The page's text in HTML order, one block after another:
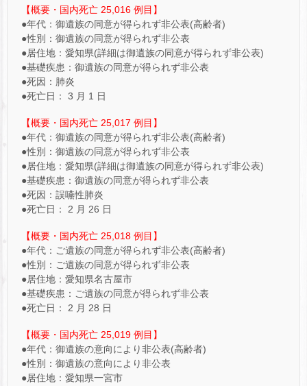
【概要・国内死亡 25,016 例目】
●年代：御遺族の同意が得られず非公表(高齢者)
●性別：御遺族の同意が得られず非公表
●居住地：愛知県(詳細は御遺族の同意が得られず非公表)
●基礎疾患：御遺族の同意が得られず非公表
●死因：肺炎
●死亡日： 3 月 1 日
【概要・国内死亡 25,017 例目】
●年代：御遺族の同意が得られず非公表(高齢者)
●性別：御遺族の同意が得られず非公表
●居住地：愛知県(詳細は御遺族の同意が得られず非公表)
●基礎疾患：御遺族の同意が得られず非公表
●死因：誤嚥性肺炎
●死亡日： 2 月 26 日
【概要・国内死亡 25,018 例目】
●年代：ご遺族の同意が得られず非公表(高齢者)
●性別：ご遺族の同意が得られず非公表
●居住地：愛知県名古屋市
●基礎疾患：ご遺族の同意が得られず非公表
●死亡日： 2 月 28 日
【概要・国内死亡 25,019 例目】
●年代：御遺族の意向により非公表(高齢者)
●性別：御遺族の意向により非公表
●居住地：愛知県一宮市